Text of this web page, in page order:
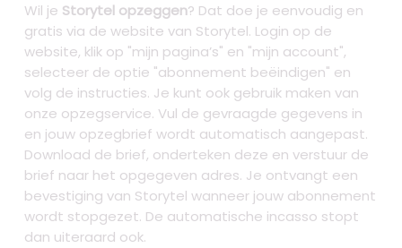
Wil je Storytel opzeggen? Dat doe je eenvoudig en
gratis via de website van Storytel. Login op de
website, klik op "mijn pagina’s" en "mijn account",
selecteer de optie "abonnement beëindigen" en
volg de instructies. Je kunt ook gebruik maken van
onze opzegservice. Vul de gevraagde gegevens in
en jouw opzegbrief wordt automatisch aangepast.
Download de brief, onderteken deze en verstuur de
brief naar het opgegeven adres. Je ontvangt een
bevestiging van Storytel wanneer jouw abonnement
wordt stopgezet. De automatische incasso stopt
dan uiteraard ook.